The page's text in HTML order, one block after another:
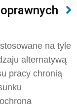
na tyle
alternatywą
pracy chronią